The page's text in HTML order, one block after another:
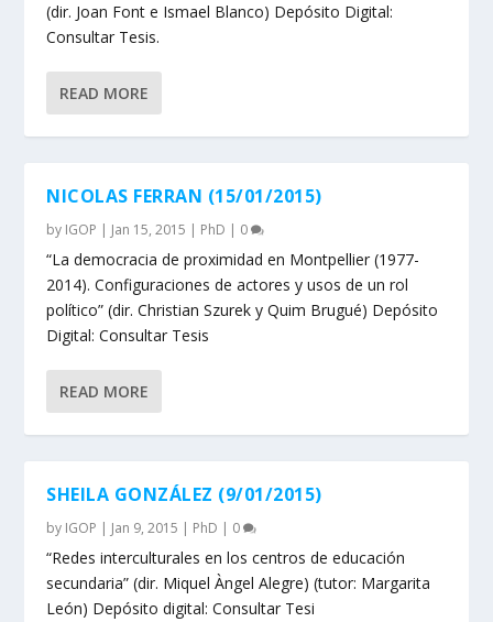
(dir. Joan Font e Ismael Blanco) Depósito Digital:
Consultar Tesis.
READ MORE
NICOLAS FERRAN (15/01/2015)
by IGOP | Jan 15, 2015 | PhD | 0
“La democracia de proximidad en Montpellier (1977-
2014). Configuraciones de actores y usos de un rol
político” (dir. Christian Szurek y Quim Brugué) Depósito
Digital: Consultar Tesis
READ MORE
SHEILA GONZÁLEZ (9/01/2015)
by IGOP | Jan 9, 2015 | PhD | 0
“Redes interculturales en los centros de educación
secundaria” (dir. Miquel Àngel Alegre) (tutor: Margarita
León) Depósito digital: Consultar Tesi